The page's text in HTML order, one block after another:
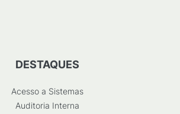
DESTAQUES
Acesso a Sistemas
Auditoria Interna